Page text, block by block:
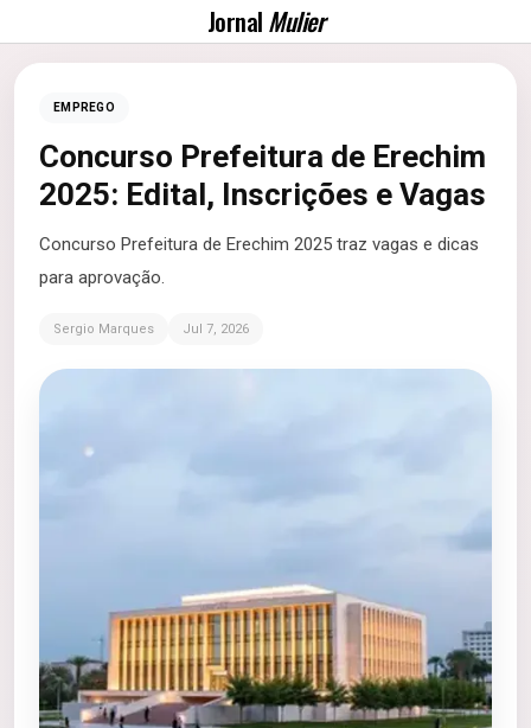
JornalMulier
EMPREGO
Concurso Prefeitura de Erechim
2025: Edital, Inscrições e Vagas
Concurso Prefeitura de Erechim 2025 traz vagas e dicas
para aprovação.
Sergio Marques Jul 7, 2026